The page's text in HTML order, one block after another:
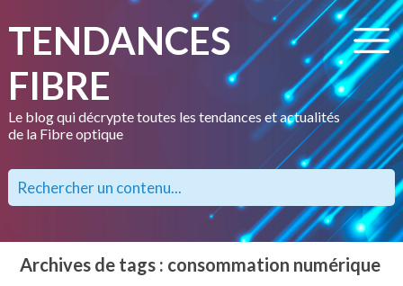
TENDANCES
FIBRE
Le blog qui décrypte toutes les tendances et actualités
de la Fibre optique
Archives de tags : consommation numérique